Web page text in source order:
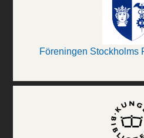
Föreningen Stockholms